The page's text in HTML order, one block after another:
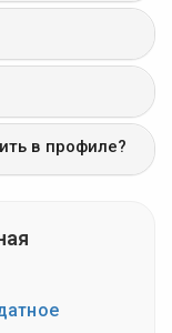
в профиле?